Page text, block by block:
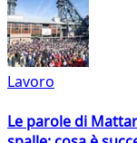
Lavoro
Le parole di